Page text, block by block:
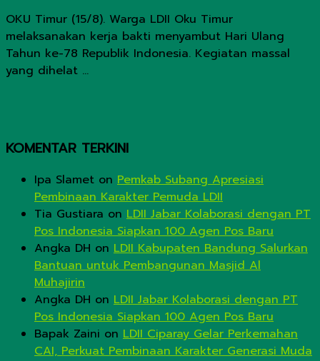
OKU Timur (15/8). Warga LDII Oku Timur
melaksanakan kerja bakti menyambut Hari Ulang
Tahun ke-78 Republik Indonesia. Kegiatan massal
yang dihelat ...
KOMENTAR TERKINI
Ipa Slamet on Pemkab Subang Apresiasi
Pembinaan Karakter Pemuda LDII
Tia Gustiara on LDII Jabar Kolaborasi dengan PT
Pos Indonesia Siapkan 100 Agen Pos Baru
Angka DH on LDII Kabupaten Bandung Salurkan
Bantuan untuk Pembangunan Masjid Al
Muhajirin
Angka DH on LDII Jabar Kolaborasi dengan PT
Pos Indonesia Siapkan 100 Agen Pos Baru
Bapak Zaini on LDII Ciparay Gelar Perkemahan
CAI, Perkuat Pembinaan Karakter Generasi Muda